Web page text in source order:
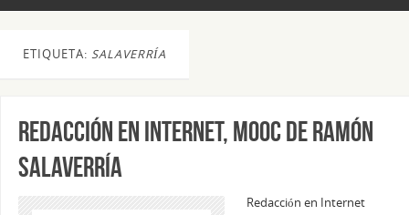
ETIQUETA: SALAVERRÍA
Redacción en Internet, mooc de Ramón
Salaverría
Redacción en Internet